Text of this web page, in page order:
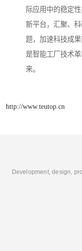
际应用中的稳定
新平台，汇聚、
题，加速科技成
是智能工厂技术
来。
http://www.teutop.cn
Development, design,